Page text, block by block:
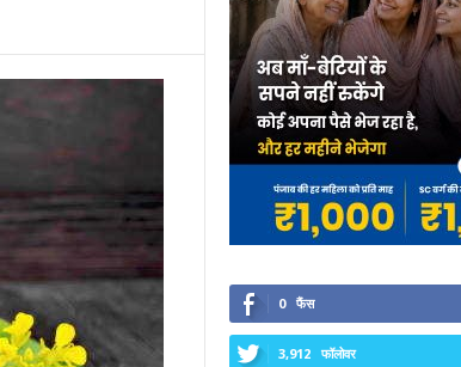
0 फैंस
3,912 फॉलोवर